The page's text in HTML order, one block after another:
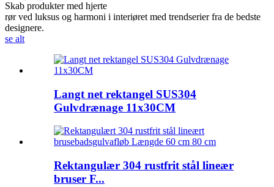
Skab produkter med hjerte
rør ved luksus og harmoni i interiøret med trendserier fra de bedste
designere.
se alt
Langt net rektangel SUS304
Gulvdrænage 11x30CM
Rektangulær 304 rustfrit stål lineær
bruser F...